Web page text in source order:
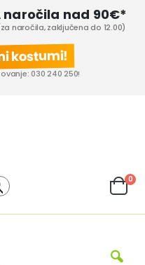
naročila nad 90€*
naročila, zaključena do 12.00)
kostumi!
030 240 250!
Iskanje
Cart
0izd.